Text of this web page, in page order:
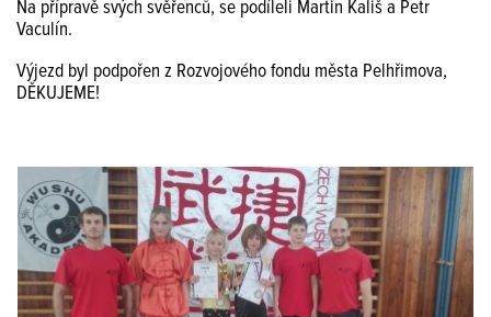
Na přípravě svých svěřenců, se podíleli Martin Kališ a Petr
Vaculín.
Výjezd byl podpořen z Rozvojového fondu města Pelhřimova,
DĚKUJEME!